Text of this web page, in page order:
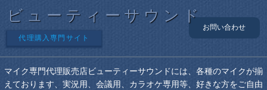
ビューティーサウンド
代理購入専門サイト
お問い合わせ
マイク専門代理販売店ビューティーサウンドには、各種のマイクが揃
えております、実況用、会議用、カラオケ専用等、好きな方をご自由